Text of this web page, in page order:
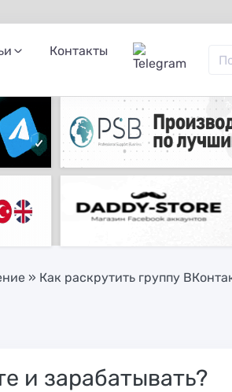
Контакты
» Как раскрутить группу
и зарабатывать?